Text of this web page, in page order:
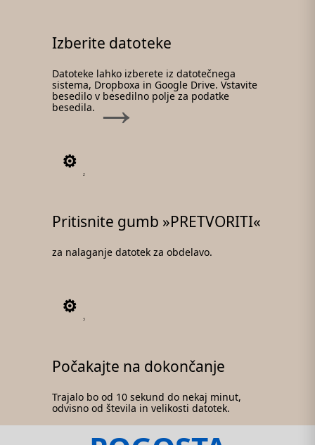
Izberite datoteke
Datoteke lahko izberete iz datotečnega
sistema, Dropboxa in Google Drive. Vstavite
besedilo v besedilno polje za podatke
besedila.
2
Pritisnite gumb »PRETVORITI«
za nalaganje datotek za obdelavo.
3
Počakajte na dokončanje
Trajalo bo od 10 sekund do nekaj minut,
odvisno od števila in velikosti datotek.